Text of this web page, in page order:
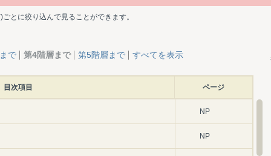
とに絞り込んで見ることができます。
で 第4階層まで 第5階層まで すべてを表示
目次項目 ページ
NP
NP